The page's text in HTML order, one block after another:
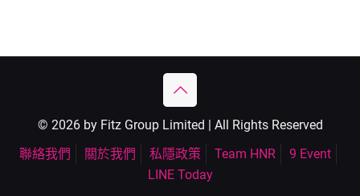
© 2026 by Fitz Group Limited | All Rights Reserved
聯絡我們
關於我們 私隱政策 Team HNR
9 Event
LINE Today